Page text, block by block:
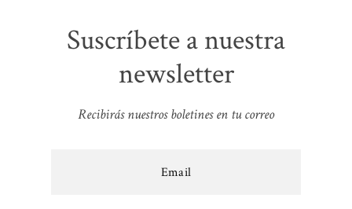
Suscríbete a nuestra
newsletter
Recibirás nuestros boletines en tu correo